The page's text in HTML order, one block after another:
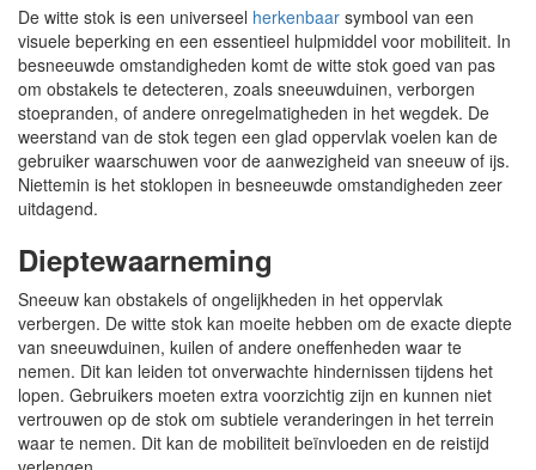
De witte stok is een universeel herkenbaar symbool van een
visuele beperking en een essentieel hulpmiddel voor mobiliteit. In
besneeuwde omstandigheden komt de witte stok goed van pas
om obstakels te detecteren, zoals sneeuwduinen, verborgen
stoepranden, of andere onregelmatigheden in het wegdek. De
weerstand van de stok tegen een glad oppervlak voelen kan de
gebruiker waarschuwen voor de aanwezigheid van sneeuw of ijs.
Niettemin is het stoklopen in besneeuwde omstandigheden zeer
uitdagend.
Dieptewaarneming
Sneeuw kan obstakels of ongelijkheden in het oppervlak
verbergen. De witte stok kan moeite hebben om de exacte diepte
van sneeuwduinen, kuilen of andere oneffenheden waar te
nemen. Dit kan leiden tot onverwachte hindernissen tijdens het
lopen. Gebruikers moeten extra voorzichtig zijn en kunnen niet
vertrouwen op de stok om subtiele veranderingen in het terrein
waar te nemen. Dit kan de mobiliteit beïnvloeden en de reistijd